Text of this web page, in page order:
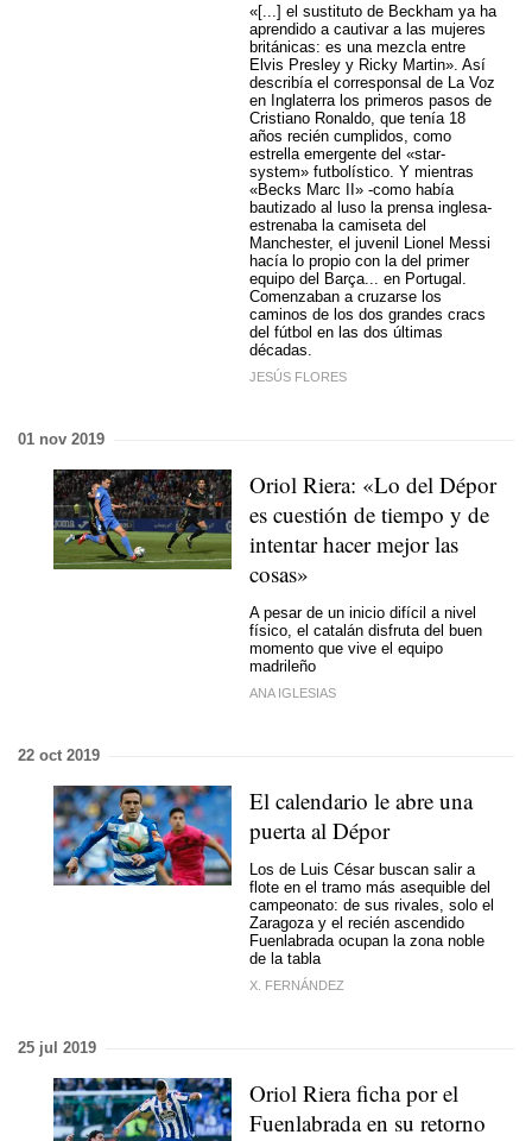
«[...] el sustituto de Beckham ya ha
aprendido a cautivar a las mujeres
británicas: es una mezcla entre
Elvis Presley y Ricky Martin». Así
describía el corresponsal de La Voz
en Inglaterra los primeros pasos de
Cristiano Ronaldo, que tenía 18
años recién cumplidos, como
estrella emergente del «star-
system» futbolístico. Y mientras
«Becks Marc II» -como había
bautizado al luso la prensa inglesa-
estrenaba la camiseta del
Manchester, el juvenil Lionel Messi
hacía lo propio con la del primer
equipo del Barça... en Portugal.
Comenzaban a cruzarse los
caminos de los dos grandes cracs
del fútbol en las dos últimas
décadas.
JESÚS FLORES
01 nov 2019
Oriol Riera: «Lo del Dépor
es cuestión de tiempo y de
intentar hacer mejor las
cosas»
A pesar de un inicio difícil a nivel
físico, el catalán disfruta del buen
momento que vive el equipo
madrileño
ANA IGLESIAS
22 oct 2019
El calendario le abre una
puerta al Dépor
Los de Luis César buscan salir a
flote en el tramo más asequible del
campeonato: de sus rivales, solo el
Zaragoza y el recién ascendido
Fuenlabrada ocupan la zona noble
de la tabla
X. FERNÁNDEZ
25 jul 2019
Oriol Riera ficha por el
Fuenlabrada en su retorno